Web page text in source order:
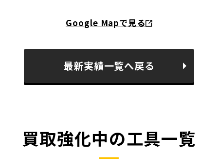
Google Mapで見る
最新実績一覧へ戻る
買取強化中の工具一覧